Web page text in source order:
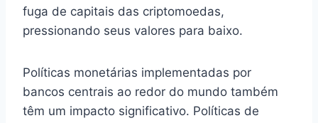
fuga de capitais das criptomoedas,
pressionando seus valores para baixo.
Políticas monetárias implementadas por
bancos centrais ao redor do mundo também
têm um impacto significativo. Políticas de